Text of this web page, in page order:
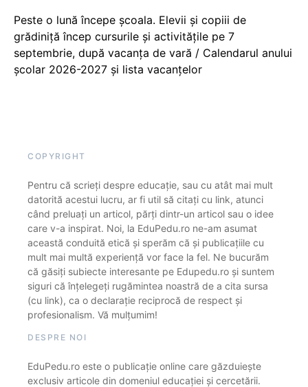
Peste o lună începe școala. Elevii și copiii de
grădiniță încep cursurile și activitățile pe 7
septembrie, după vacanța de vară / Calendarul anului
școlar 2026-2027 și lista vacanțelor
COPYRIGHT
Pentru că scrieți despre educație, sau cu atât mai mult
datorită acestui lucru, ar fi util să citați cu link, atunci
când preluați un articol, părți dintr-un articol sau o idee
care v-a inspirat. Noi, la EduPedu.ro ne-am asumat
această conduită etică și sperăm că și publicațiile cu
mult mai multă experiență vor face la fel. Ne bucurăm
că găsiți subiecte interesante pe Edupedu.ro și suntem
siguri că înțelegeți rugămintea noastră de a cita sursa
(cu link), ca o declarație reciprocă de respect și
profesionalism. Vă mulțumim!
DESPRE NOI
EduPedu.ro este o publicație online care găzduiește
exclusiv articole din domeniul educației și cercetării.